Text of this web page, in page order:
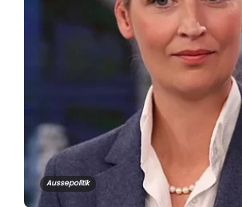
Aussepolitik